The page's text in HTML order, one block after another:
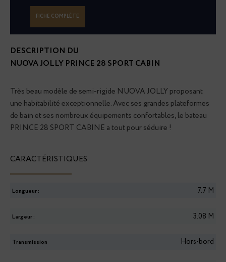
FICHE COMPLÈTE
DESCRIPTION DU
NUOVA JOLLY PRINCE 28 SPORT CABIN
Très beau modèle de semi-rigide NUOVA JOLLY proposant
une habitabilité exceptionnelle. Avec ses grandes plateformes
de bain et ses nombreux équipements confortables, le bateau
PRINCE 28 SPORT CABINE a tout pour séduire !
CARACTÉRISTIQUES
Longueur : 7.7 M
Largeur : 3.08 M
Transmission Hors-bord